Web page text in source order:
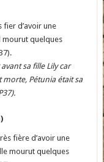
fier d’avoir une
mourut quelques
sa fille Lily car
Pétunia était sa
fière d’avoir une
mourut quelques